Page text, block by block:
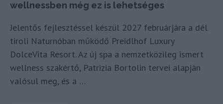
wellnessben még ez is lehetséges
Jelentős fejlesztéssel készül 2027 februárjára a dél
tiroli Naturnóban működő Preidlhof Luxury
DolceVita Resort. Az új spa a nemzetközileg ismert
wellness szakértő, Patrizia Bortolin tervei alapján
valósul meg, és a …